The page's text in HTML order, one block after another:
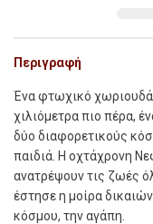
Περιγραφή
Ένα φτωχικό
χιλιόμετρα πιο πέρα,
δύο διαφορετικούς
παιδιά. Η οχτάχρονη
ανατρέψουν τις ζωές
έστησε η μοίρα
κόσμου, την αγάπη.